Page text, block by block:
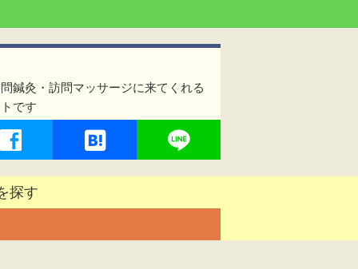
鍼灸・訪問マッサージに来てくれる
です
探す